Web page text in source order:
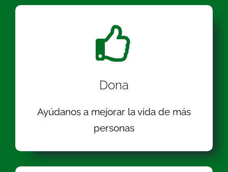
Dona
Ayúdanos a mejorar la vida de más
personas